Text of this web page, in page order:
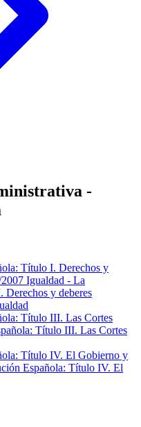
-
Título I. Derechos y
Igualdad - La
y deberes
Título III. Las Cortes
Título III. Las Cortes
Título IV. El Gobierno y
Española: Título IV. El